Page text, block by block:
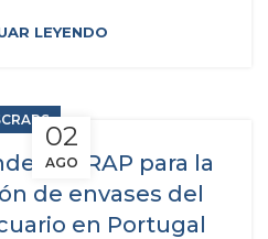
LEYENDO
02
AGO
– SCRAP para la
de envases del
en Portugal